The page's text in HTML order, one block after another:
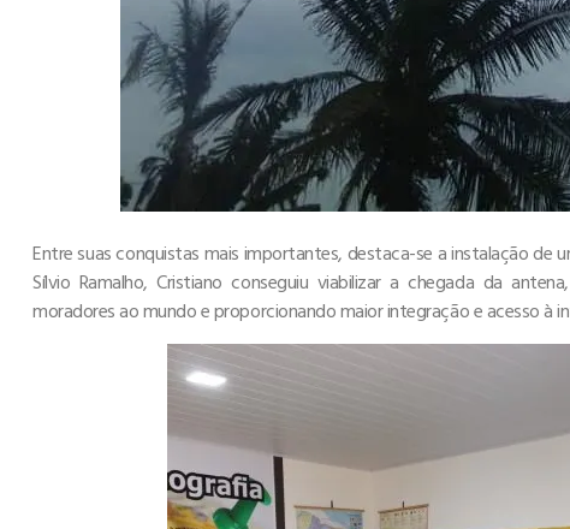
Entre suas conquistas mais importantes, destaca-se a instalação de
Sílvio Ramalho, Cristiano conseguiu viabilizar a chegada da
moradores ao mundo e proporcionando maior integração e acesso à